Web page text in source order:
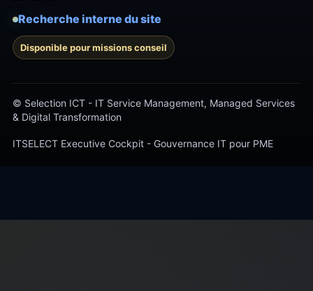
Recherche interne du site
Disponible pour missions conseil
© Selection ICT - IT Service Management, Managed Services
& Digital Transformation
ITSELECT Executive Cockpit - Gouvernance IT pour PME